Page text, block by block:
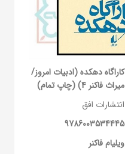
کاراگاه دهکده (ادبیات امروز/
میراث فاکنر 4) (چاپ تمام)
انتشارات افق
9786003534445
ویلیام فاکنر